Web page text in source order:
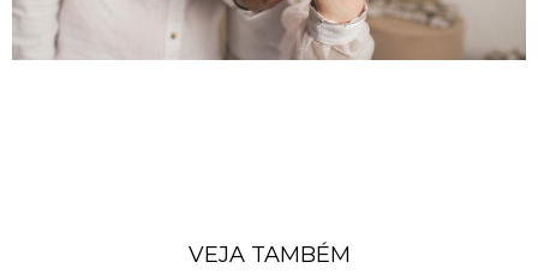
VEJA TAMBÉM